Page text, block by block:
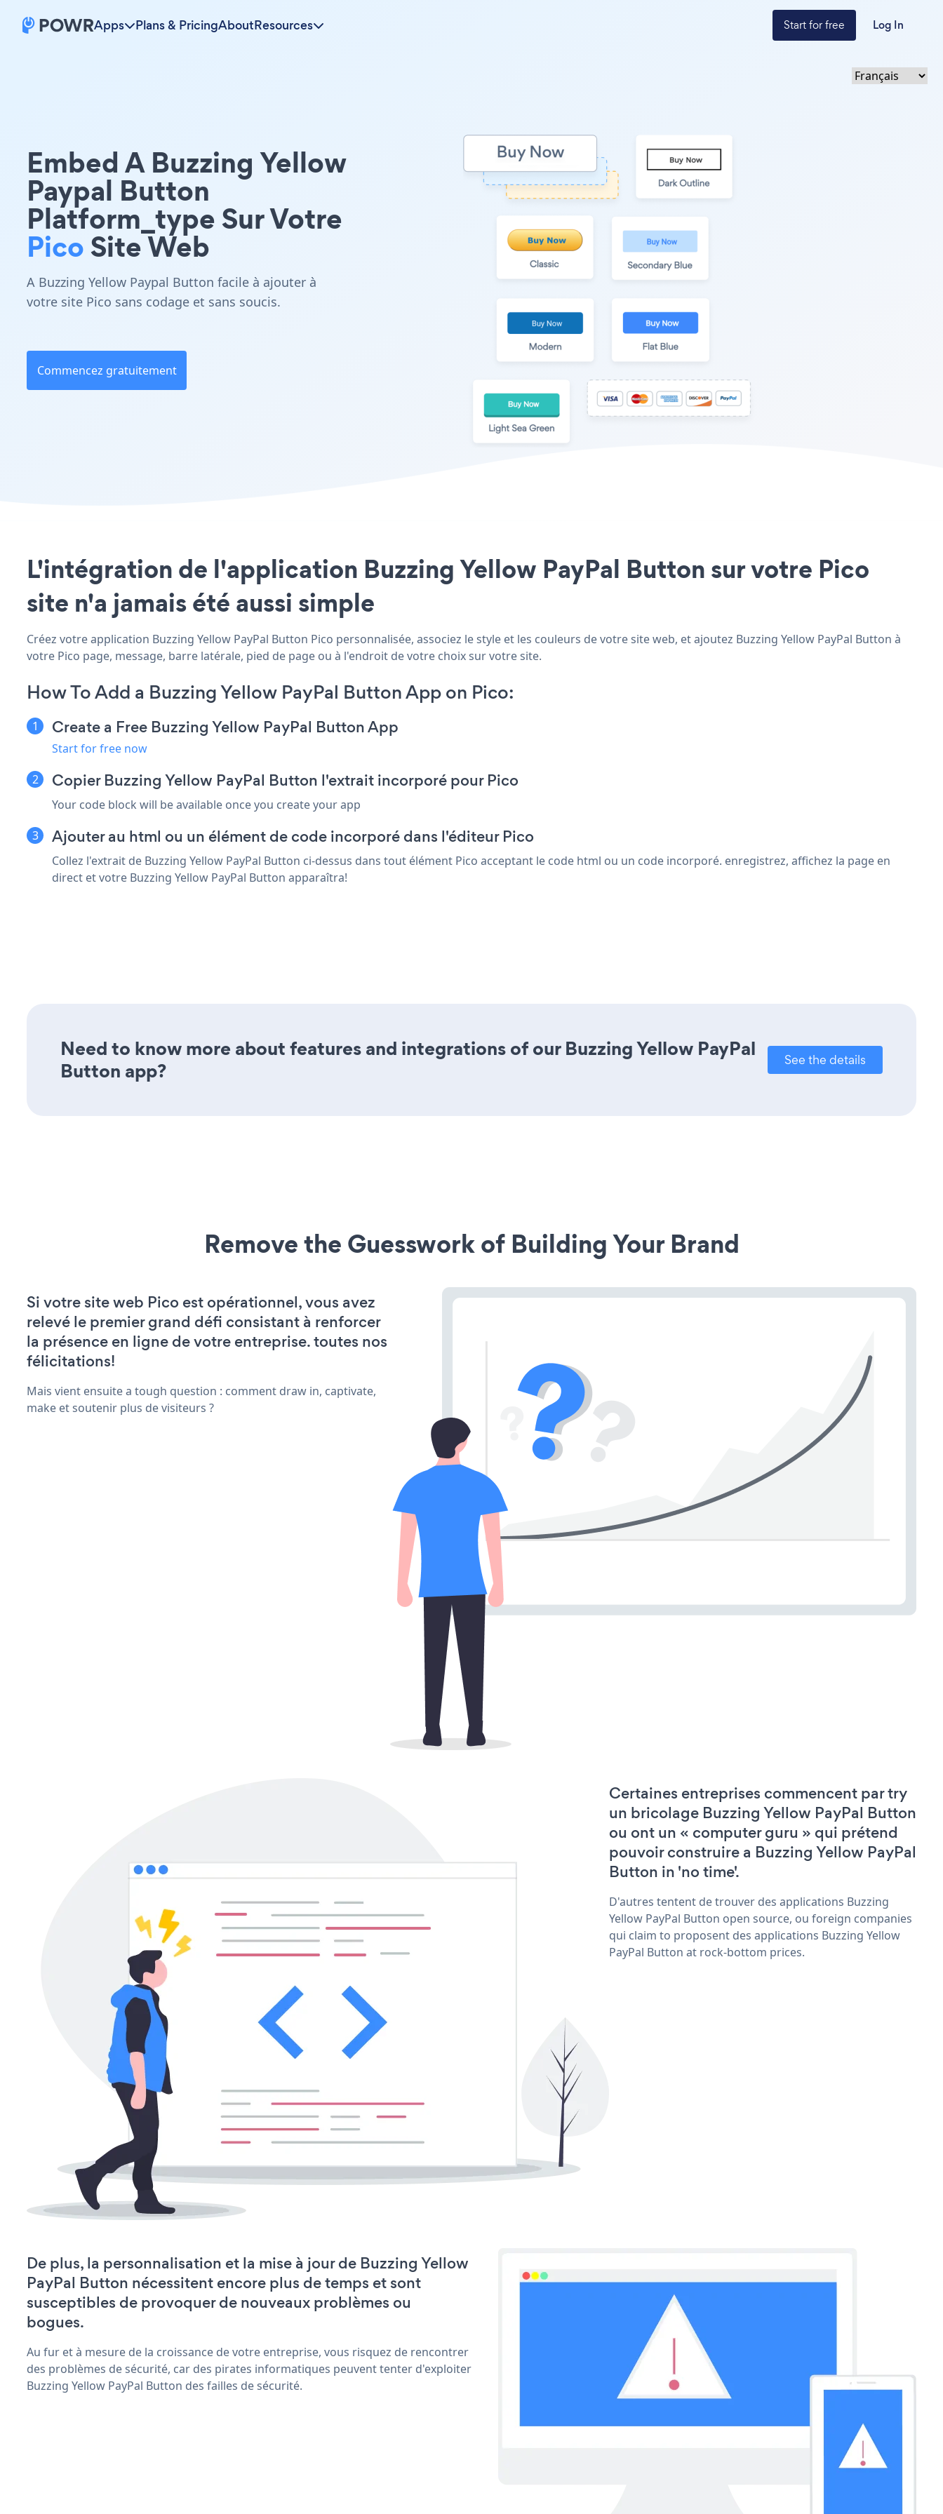
Apps Plans & PricingAboutResources Start for free Log In
Embed A Buzzing Yellow
Paypal Button
Platform_type Sur Votre
PicoSite Web
A Buzzing Yellow Paypal Button facile à ajouter à
votre site Pico sans codage et sans soucis.
Commencez gratuitement
L'intégration de l'application Buzzing Yellow PayPal Button sur votre Pico
site n'a jamais été aussi simple
Créez votre application Buzzing Yellow PayPal Button Pico personnalisée, associez le style et les couleurs de votre site web, et ajoutez Buzzing Yellow PayPal Button à
votre Pico page, message, barre latérale, pied de page ou à l'endroit de votre choix sur votre site.
How To Add a Buzzing Yellow PayPal Button App on Pico:
Create a Free Buzzing Yellow PayPal Button App
Start for free now
Copier Buzzing Yellow PayPal Button l'extrait incorporé pour Pico
Your code block will be available once you create your app
Ajouter au html ou un élément de code incorporé dans l'éditeur Pico
Collez l'extrait de Buzzing Yellow PayPal Button ci-dessus dans tout élément Pico acceptant le code html ou un code incorporé. enregistrez, affichez la page en
direct et votre Buzzing Yellow PayPal Button apparaîtra!
Need to know more about features and integrations of our Buzzing Yellow PayPal
Button app?
See the details
Remove the Guesswork of Building Your Brand
Si votre site web Pico est opérationnel, vous avez
relevé le premier grand défi consistant à renforcer
la présence en ligne de votre entreprise. toutes nos
félicitations!
Mais vient ensuite a tough question : comment draw in, captivate,
make et soutenir plus de visiteurs ?
Certaines entreprises commencent par try
un bricolage Buzzing Yellow PayPal Button
ou ont un « computer guru » qui prétend
pouvoir construire a Buzzing Yellow PayPal
Button in 'no time'.
D'autres tentent de trouver des applications Buzzing
Yellow PayPal Button open source, ou foreign companies
qui claim to proposent des applications Buzzing Yellow
PayPal Button at rock-bottom prices.
De plus, la personnalisation et la mise à jour de Buzzing Yellow
PayPal Button nécessitent encore plus de temps et sont
susceptibles de provoquer de nouveaux problèmes ou
bogues.
Au fur et à mesure de la croissance de votre entreprise, vous risquez de rencontrer
des problèmes de sécurité, car des pirates informatiques peuvent tenter d'exploiter
Buzzing Yellow PayPal Button des failles de sécurité.